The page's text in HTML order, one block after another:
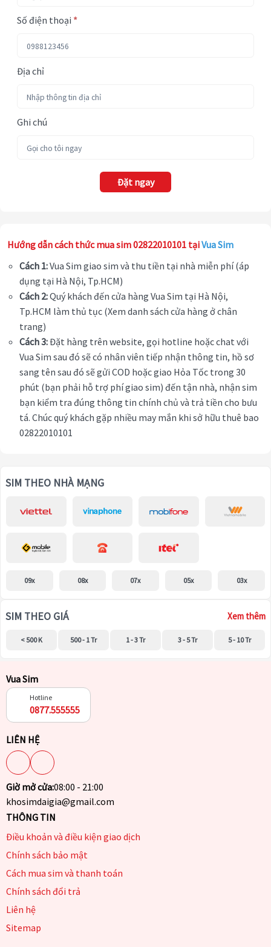
Số điện thoại *
Địa chỉ
Ghi chú
Đặt ngay
Hướng dẫn cách thức mua sim 02822010101 tạiVua Sim
Cách 1:Vua Sim giao sim và thu tiền tại nhà miễn phí (áp
dụng tại Hà Nội, Tp.HCM)
Cách 2:Quý khách đến cửa hàng Vua Sim tại Hà Nội,
Tp.HCM làm thủ tục (Xem danh sách cửa hàng ở chân
trang)
Cách 3:Đặt hàng trên website, gọi hotline hoặc chat với
Vua Sim sau đó sẽ có nhân viên tiếp nhận thông tin, hồ sơ
sang tên sau đó sẽ gửi COD hoặc giao Hỏa Tốc trong 30
phút (bạn phải hỗ trợ phí giao sim) đến tận nhà, nhận sim
bạn kiểm tra đúng thông tin chính chủ và trả tiền cho bưu
tá. Chúc quý khách gặp nhiều may mắn khi sở hữu thuê bao
02822010101
SIM THEO NHÀ MẠNG
09x 08x 07x 05x 03x
SIM THEO GIÁ Xem thêm
< 500 K 500 - 1 Tr 1 - 3 Tr 3 - 5 Tr 5 - 10 Tr
Vua Sim
Hotline
0877.555555
LIÊN HỆ
Giờ mở cửa:08:00 - 21:00
khosimdaigia@gmail.com
THÔNG TIN
Điều khoản và điều kiện giao dịch
Chính sách bảo mật
Cách mua sim và thanh toán
Chính sách đổi trả
Liên hệ
Sitemap